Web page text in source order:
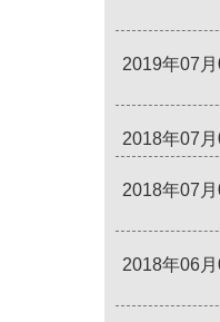
2019年07
2018年07
2018年07
2018年06